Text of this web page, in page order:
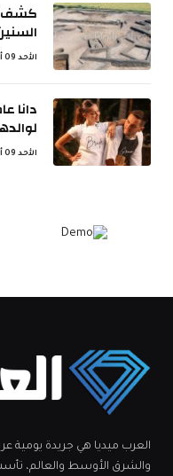
كشف
الأحد 09 أغسطس 6:42 ص
دانا
الأحد 09 أغسطس 6:33 ص
العرب ميديا هي جريدة يومية